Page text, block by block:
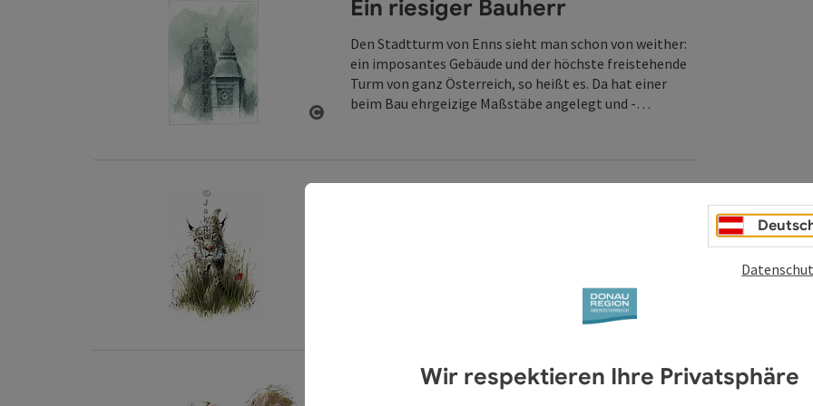
Ein riesiger Bauherr
Den Stadtturm von Enns sieht man schon von weither:
ein imposantes Gebäude und der höchste freistehende
Turm von ganz Österreich, so heißt es. Da hat einer
beim Bau ehrgeizige Maßstäbe angelegt und -…
Die unselige Hochzeit!
Wir respektieren Ihre Privatsphäre